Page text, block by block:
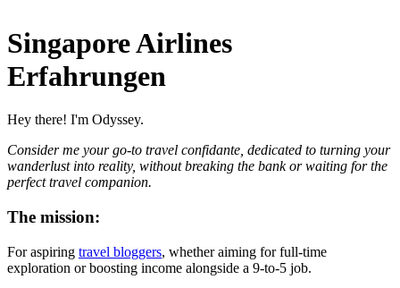
Singapore Airlines
Erfahrungen
Hey there! I'm Odyssey.
Consider me your go-to travel confidante, dedicated to turning your
wanderlust into reality, without breaking the bank or waiting for the
perfect travel companion.
The mission:
For aspiring travel bloggers, whether aiming for full-time
exploration or boosting income alongside a 9-to-5 job.